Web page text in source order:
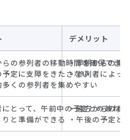
デメリット
らの参列者の移動時間を確保できる
予定に支障をきたさない
多くの参列者を集めやすい
・早朝からの準
・参列者によっ
にとって、午前中の予定との兼ね
りと準備ができる
・遠方からの参
・午後の予定と